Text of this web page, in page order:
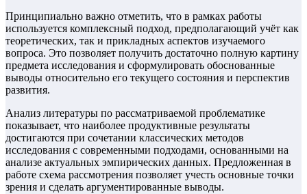
Принципиально важно отметить, что в рамках работы
используется комплексный подход, предполагающий учёт как
теоретических, так и прикладных аспектов изучаемого
вопроса. Это позволяет получить достаточно полную картину
предмета исследования и сформулировать обоснованные
выводы относительно его текущего состояния и перспектив
развития.
Анализ литературы по рассматриваемой проблематике
показывает, что наиболее продуктивные результаты
достигаются при сочетании классических методов
исследования с современными подходами, основанными на
анализе актуальных эмпирических данных. Предложенная в
работе схема рассмотрения позволяет учесть основные точки
зрения и сделать аргументированные выводы.